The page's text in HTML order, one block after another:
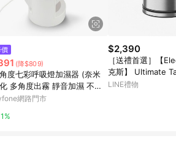
(降$809)
度七彩呼吸燈加濕器 (奈米
多角度出霧 靜音加濕 不凝
)(搶購)
網路門市
1%
$2,390
［送禮首選］【
克斯】 Ultimate
7L E5EK1-51ST
LINE禮物